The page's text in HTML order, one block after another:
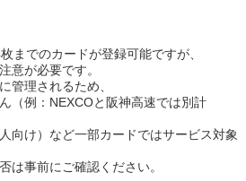
までのカードが登録可能ですが、
意が必要です。
管理されるため、
（例：NEXCOと阪神高速では別計
向け）など一部カードではサービス対象
は事前にご確認ください。